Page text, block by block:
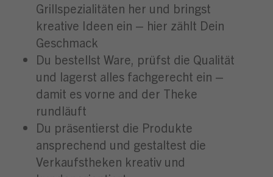
Grillspezialitäten her und bringst
kreative Ideen ein – hier zählt Dein
Geschmack
Du bestellst Ware, prüfst die Qualität
und lagerst alles fachgerecht ein –
damit es vorne and der Theke
rundläuft
Du präsentierst die Produkte
ansprechend und gestaltest die
Verkaufstheken kreativ und